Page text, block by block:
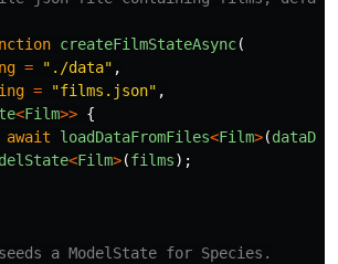
createFilmStateAsync(
= " ./data" ,
= "films.json" ,
<Film>> {
await loadDataFromFiles<Film>(dataDir
<Film>(films);
a ModelState for Species.